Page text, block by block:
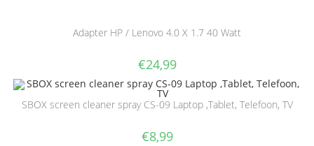
Adapter HP / Lenovo 4.0 X 1.7 40 Watt
€24,99
SBOX screen cleaner spray CS-09 Laptop ,Tablet, Telefoon, TV
€8,99